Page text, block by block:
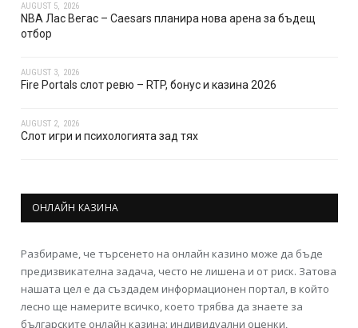
AUGUST 5, 2026
NBA Лас Вегас – Caesars планира нова арена за бъдещ
отбор
AUGUST 3, 2026
Fire Portals слот ревю – RTP, бонус и казина 2026
AUGUST 2, 2026
Слот игри и психологията зад тях
ОНЛАЙН КАЗИНА
Разбираме, че търсенето на онлайн казино може да бъде
предизвикателна задача, често не лишена и от риск. Затова
нашата цел е да създадем информационен портал, в който
лесно ще намерите всичко, което трябва да знаете за
българските онлайн казина: индивидуални оценки,